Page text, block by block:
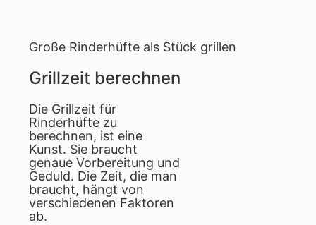
Große Rinderhüfte als Stück grillen
Grillzeit berechnen
Die Grillzeit für
Rinderhüfte zu
berechnen, ist eine
Kunst. Sie braucht
genaue Vorbereitung und
Geduld. Die Zeit, die man
braucht, hängt von
verschiedenen Faktoren
ab.